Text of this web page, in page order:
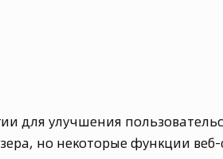
для улучшения
но некоторые функции веб-